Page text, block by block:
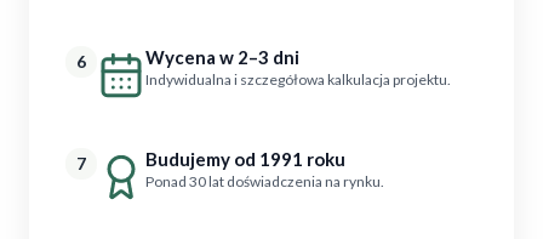
6 Wycena w 2–3 dni
Indywidualna i szczegółowa kalkulacja projektu.
7 Budujemy od 1991 roku
Ponad 30 lat doświadczenia na rynku.